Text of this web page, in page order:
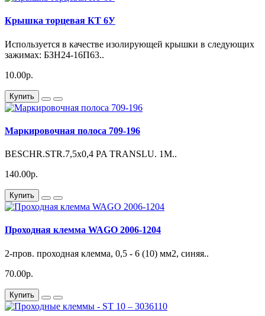
Крышка торцевая КТ 6У
Используется в качестве изолирующей крышки в следующих
зажимах: БЗН24-16П63..
10.00р.
Купить
Маркировочная полоса 709-196
BESCHR.STR.7,5x0,4 PA TRANSLU. 1M..
140.00р.
Купить
Проходная клемма WAGO 2006-1204
2-пров. проходная клемма, 0,5 - 6 (10) мм2, синяя..
70.00р.
Купить